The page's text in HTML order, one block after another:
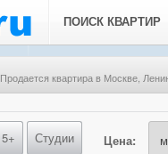
ПОИСК КВАРТИР
Продается квартира в Москве,
5+ Студии Цена: